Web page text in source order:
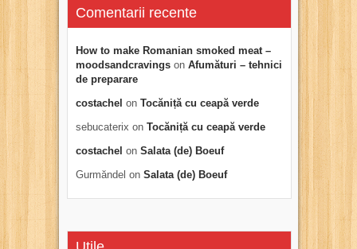
Comentarii recente
How to make Romanian smoked meat –
moodsandcravings on Afumături – tehnici
de preparare
costachel on Tocăniță cu ceapă verde
sebucaterix on Tocăniță cu ceapă verde
costachel on Salata (de) Boeuf
Gurmăndel on Salata (de) Boeuf